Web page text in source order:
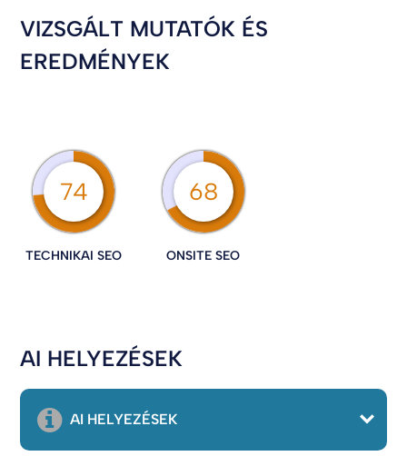
VIZSGÁLT MUTATÓK ÉS
EREDMÉNYEK
74
TECHNIKAI SEO
68
ONSITE SEO
AI HELYEZÉSEK
AI HELYEZÉSEK